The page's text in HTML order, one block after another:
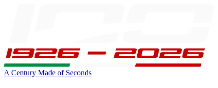
A Century Made of Seconds